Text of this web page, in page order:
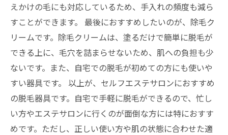
えかけの毛にも対応しているため、手入れの頻度も減ら
すことができます。 最後におすすめしたいのが、除毛ク
リームです。除毛クリームは、塗るだけで簡単に脱毛が
できる上に、毛穴を詰まらせないため、肌への負担も少
ないです。また、自宅での脱毛が初めての方にも使いや
すい器具です。 以上が、セルフエステサロンにおすすめ
の脱毛器具です。自宅で手軽に脱毛ができるので、忙し
い方やエステサロンに行くのが面倒な方には特におすす
めです。ただし、正しい使い方や肌の状態に合わせた適